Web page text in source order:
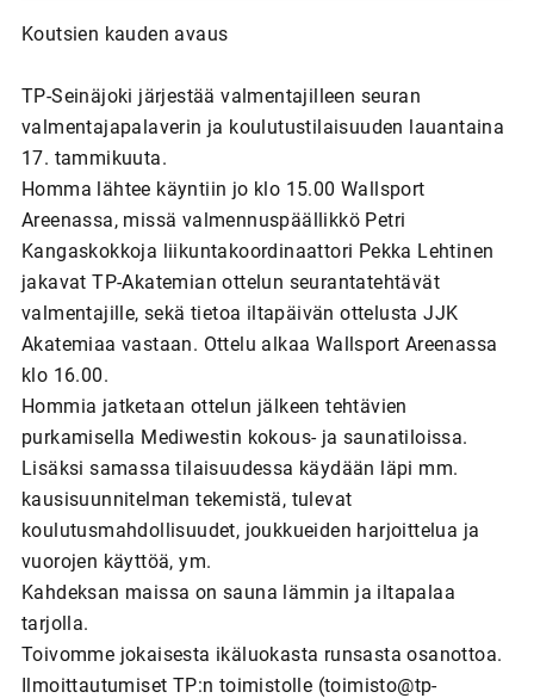
Koutsien kauden avaus
TP-Seinäjoki järjestää valmentajilleen seuran
valmentajapalaverin ja koulutustilaisuuden lauantaina
17. tammikuuta.
Homma lähtee käyntiin jo klo 15.00 Wallsport
Areenassa, missä valmennuspäällikkö Petri
Kangaskokkoja liikuntakoordinaattori Pekka Lehtinen
jakavat TP-Akatemian ottelun seurantatehtävät
valmentajille, sekä tietoa iltapäivän ottelusta JJK
Akatemiaa vastaan. Ottelu alkaa Wallsport Areenassa
klo 16.00.
Hommia jatketaan ottelun jälkeen tehtävien
purkamisella Mediwestin kokous- ja saunatiloissa.
Lisäksi samassa tilaisuudessa käydään läpi mm.
kausisuunnitelman tekemistä, tulevat
koulutusmahdollisuudet, joukkueiden harjoittelua ja
vuorojen käyttöä, ym.
Kahdeksan maissa on sauna lämmin ja iltapalaa
tarjolla.
Toivomme jokaisesta ikäluokasta runsasta osanottoa.
Ilmoittautumiset TP:n toimistolle (toimisto@tp-